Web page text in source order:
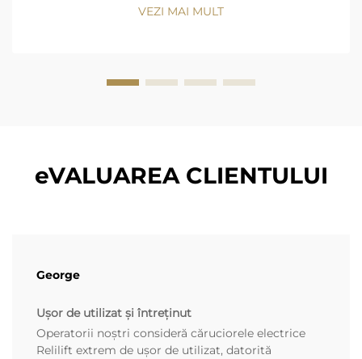
precizia de mişcare păstra Clasa I (camion cu şofer
VEZI MAI MULT
eVALUAREA CLIENTULUI
George
Ușor de utilizat și întreținut
Operatorii noștri consideră căruciorele electrice
Relilift extrem de ușor de utilizat, datorită